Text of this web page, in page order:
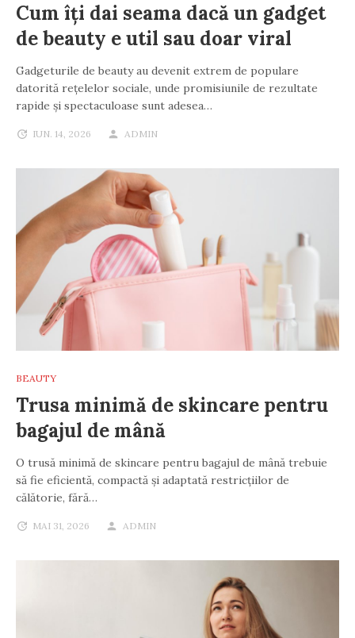
Cum îți dai seama dacă un gadget
de beauty e util sau doar viral
Gadgeturile de beauty au devenit extrem de populare
datorită rețelelor sociale, unde promisiunile de rezultate
rapide și spectaculoase sunt adesea…
IUN. 14, 2026 ADMIN
BEAUTY
Trusa minimă de skincare pentru
bagajul de mână
O trusă minimă de skincare pentru bagajul de mână trebuie
să fie eficientă, compactă și adaptată restricțiilor de
călătorie, fără…
MAI 31, 2026 ADMIN